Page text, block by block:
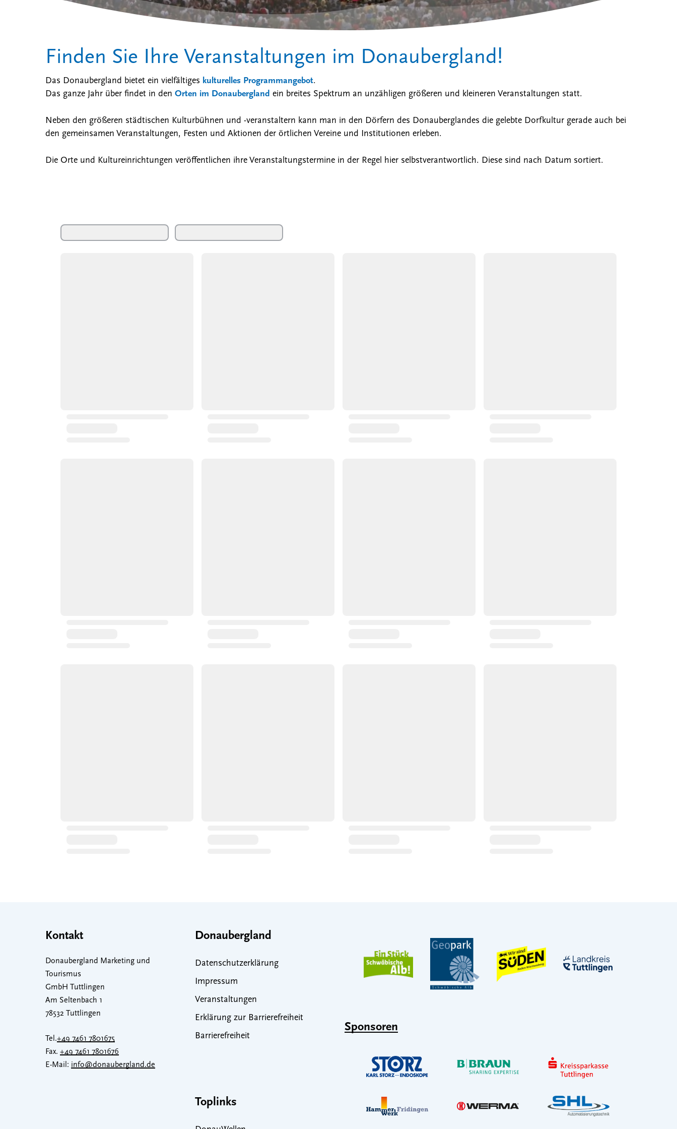
Drücken Sie ENTER zum Suchen oder ESC, um die Suche zu schließen
Finden Sie Ihre Veranstaltungen im Donaubergland!
Das Donaubergland bietet ein vielfältiges kulturelles Programmangebot.
Das ganze Jahr über findet in denOrten im Donaubergland ein breites Spektrum an unzähligen größeren und kleineren Veranstaltungen statt.
Neben den größeren städtischen Kulturbühnen und -veranstaltern kann man in den Dörfern des Donauberglandes die gelebte Dorfkultur gerade auch bei
den gemeinsamen Veranstaltungen, Festen und Aktionen der örtlichen Vereine und Institutionen erleben.
Die Orte und Kultureinrichtungen veröffentlichen ihre Veranstaltungstermine in der Regel hier selbstverantwortlich. Diese sind nach Datum sortiert.
Kontakt
Donaubergland Marketing und
Tourismus
GmbH Tuttlingen
Am Seltenbach 1
78532 Tuttlingen
Tel.+49 7461 7801675
Fax.+49 7461 7801676
E-Mail: info@donaubergland.de
Donaubergland
Datenschutzerklärung
Impressum
Veranstaltungen
Erklärung zur Barrierefreiheit
Barrierefreiheit
Toplinks
Sponsoren